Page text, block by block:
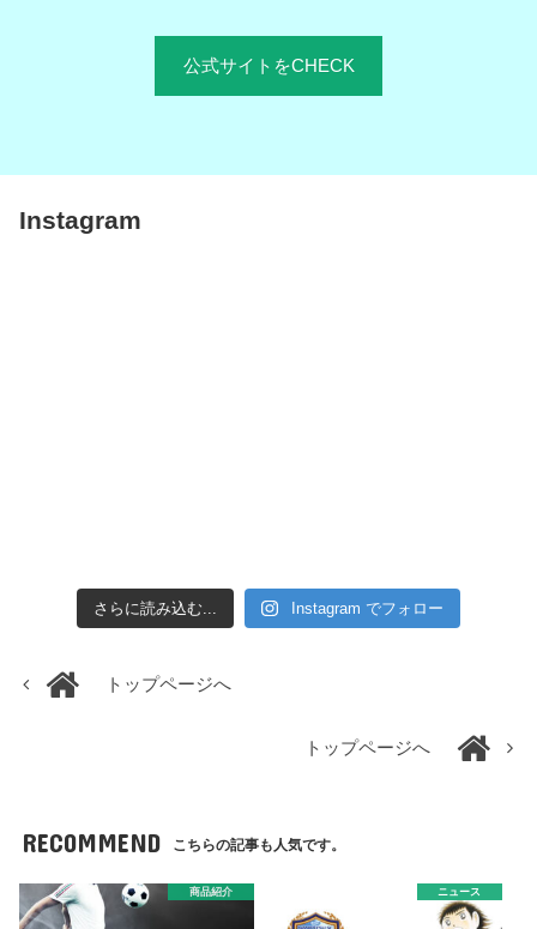
公式サイトをCHECK
Instagram
さらに読み込む... Instagram でフォロー
トップページへ
トップページへ
RECOMMEND こちらの記事も人気です。
商品紹介 ニュース